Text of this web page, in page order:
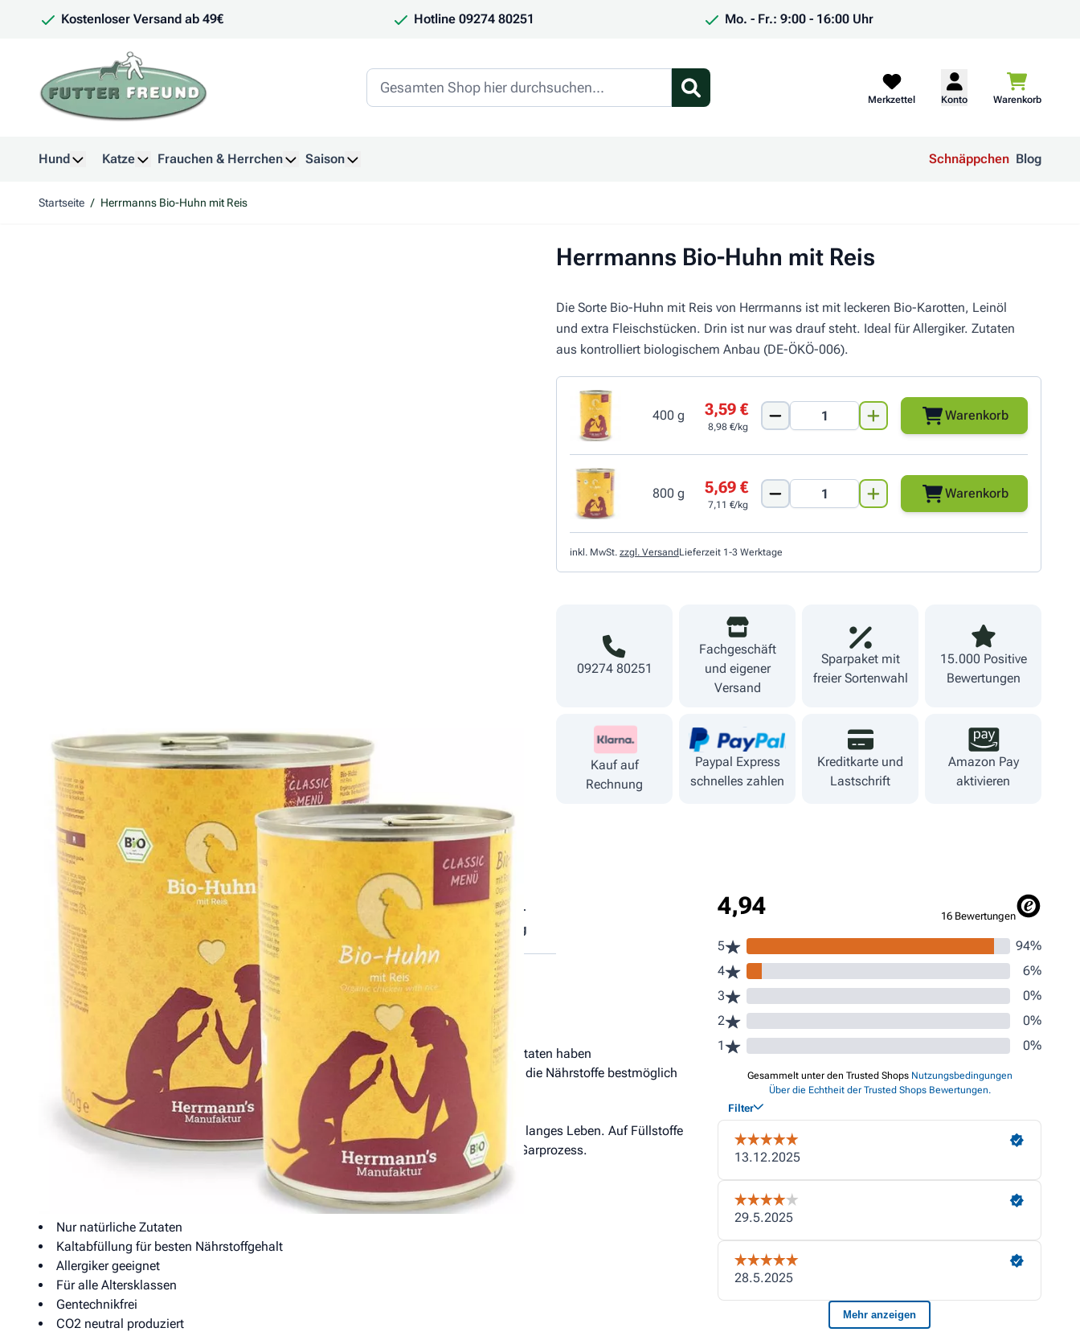
Kostenloser Versand ab 49€ Hotline 09274 80251 Mo. - Fr.: 9:00 - 16:00 Uhr
Merkzettel Konto Warenkorb
Hund
Katze
Frauchen & Herrchen
Saison
Schnäppchen Blog
Startseite / Herrmanns Bio-Huhn mit Reis
Herrmanns Bio-Huhn mit Reis
Die Sorte Bio-Huhn mit Reis von Herrmanns ist mit leckeren Bio-Karotten, Leinöl
und extra Fleischstücken. Drin ist nur was drauf steht. Ideal für Allergiker. Zutaten
aus kontrolliert biologischem Anbau (DE-ÖKÖ-006).
400 g 3,59 €
8,98 €/kg
Warenkorb
800 g 5,69 €
7,11 €/kg
Warenkorb
inkl. MwSt. zzgl. Versand Lieferzeit 1-3 Werktage
09274 80251
Fachgeschäft
und eigener
Versand
Sparpaket mit
freier Sortenwahl
15.000 Positive
Bewertungen
Kauf auf
Rechnung
Paypal Express
schnelles zahlen
Kreditkarte und
Lastschrift
Amazon Pay
aktivieren
Produkt­details
Herrmanns Bio-Huhn mit Reis
Ergänzungsfuttermittel für Hunde.
Bei Herrmanns werden nur natürliche Zutaten von höchster Qualität verwendet. Alle Zutaten haben
Lebensmitteltauglichkeit. Drin ist nur was drauf steht. Durch die Kaltabfüllung werden die Nährstoffe bestmöglich
erhalten.
Bei Herrmanns Nassfutter gilt die Natur macht die besten Rezepte für ein schönes und langes Leben. Auf Füllstoffe
und Bindemittel können wir daher verzichten. Wie sterilisieren mit einem schonenden Garprozess.
Nur natürliche Zutaten
Kaltabfüllung für besten Nährstoffgehalt
Allergiker geeignet
Für alle Altersklassen
Gentechnikfrei
CO2 neutral produziert
Zusammen­setzung
Analytische
Bestandteile
Fütterungs­
empfehlung